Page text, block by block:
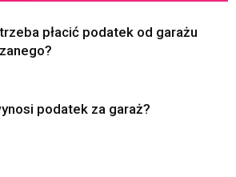
płacić podatek od garażu
podatek za garaż?